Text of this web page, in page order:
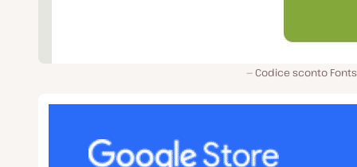
Codice sconto